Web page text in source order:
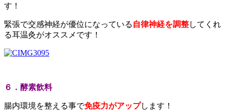
す！
緊張で交感神経が優位になっている 自律神経を調整してくれ
る耳温灸がオススメです！
６．酵素飲料
腸内環境を整える事で免疫力がアップします！